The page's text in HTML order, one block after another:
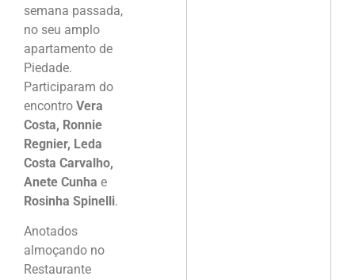
semana passada,
no seu amplo
apartamento de
Piedade.
Participaram do
encontro Vera
Costa, Ronnie
Regnier, Leda
Costa Carvalho,
Anete Cunha e
Rosinha Spinelli.
Anotados
almoçando no
Restaurante